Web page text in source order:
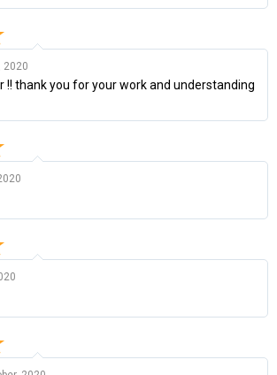
2020
!! thank you for your work and understanding